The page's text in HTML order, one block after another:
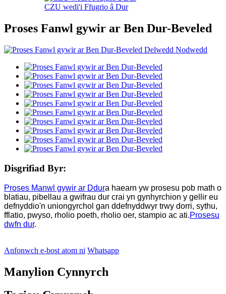
CZU wedi'i Ffugrio â Dur
Proses Fanwl gywir ar Ben Dur-Beveled
Disgrifiad Byr:
Proses Manwl gywir ar Ddura haearn yw prosesu pob math o
blatiau, pibellau a gwifrau dur crai yn gynhyrchion y gellir eu
defnyddio'n uniongyrchol gan ddefnyddwyr trwy dorri, sythu,
fflatio, pwyso, rholio poeth, rholio oer, stampio ac ati.Prosesu
dwfn dur.
Anfonwch e-bost atom ni Whatsapp
Manylion Cynnyrch